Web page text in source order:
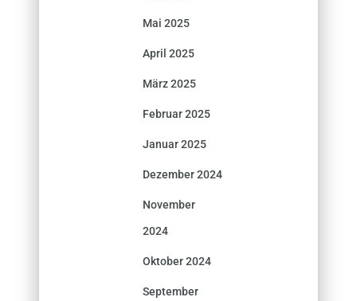
Mai 2025
April 2025
März 2025
Februar 2025
Januar 2025
Dezember 2024
November
2024
Oktober 2024
September